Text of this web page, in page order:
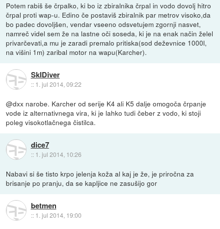
Potem rabiš še črpalko, ki bo iz zbiralnika črpal in vodo dovolj hitro
črpal proti wap-u. Edino če postaviš zbiralnik par metrov visoko,da
bo padec dovoljšen, vendar vseeno odsvetujem zgornji nasvet,
namreč videl sem že na lastne oči soseda, ki je na enak način želel
privarčevati,a mu je zaradi premalo pritiska(sod deževnice 1000l,
na višini 1m) zaribal motor na wapu(Karcher).
SkIDiver
:: 1. jul 2014, 09:22
@dxx narobe. Karcher od serije K4 ali K5 dalje omogoča črpanje
vode iz alternativnega vira, ki je lahko tudi čeber z vodo, ki stoji
poleg visokotlačnega čistilca.
dice7
:: 1. jul 2014, 10:26
Nabavi si še tisto krpo jelenja koža al kaj je že, je priročna za
brisanje po pranju, da se kapljice ne zasušijo gor
betmen
:: 1. jul 2014, 19:00